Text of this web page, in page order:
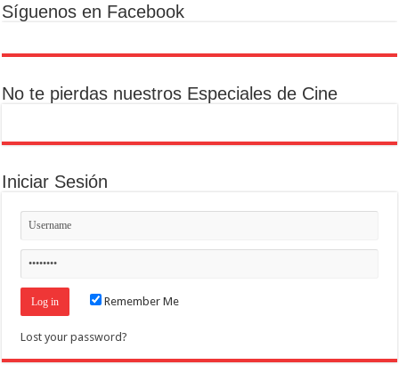
Síguenos en Facebook
No te pierdas nuestros Especiales de Cine
Iniciar Sesión
Remember Me
Lost your password?